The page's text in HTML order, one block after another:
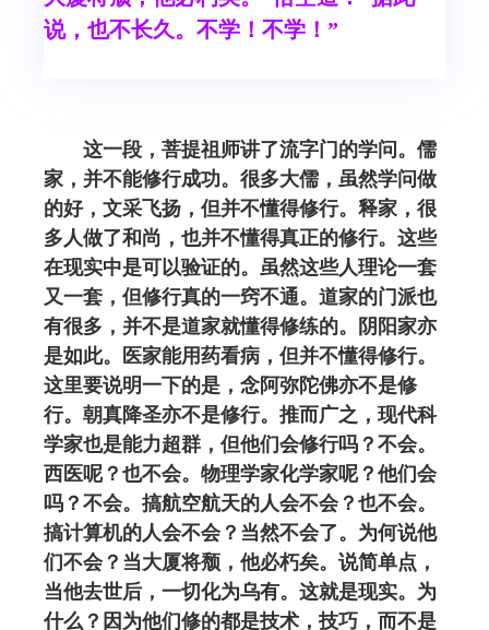
说，也不长久。不学！不学！”
这一段，菩提祖师讲了流字门的学问。儒
家，并不能修行成功。很多大儒，虽然学问做
的好，文采飞扬，但并不懂得修行。释家，很
多人做了和尚，也并不懂得真正的修行。这些
在现实中是可以验证的。虽然这些人理论一套
又一套，但修行真的一窍不通。道家的门派也
有很多，并不是道家就懂得修练的。阴阳家亦
是如此。医家能用药看病，但并不懂得修行。
这里要说明一下的是，念阿弥陀佛亦不是修
行。朝真降圣亦不是修行。推而广之，现代科
学家也是能力超群，但他们会修行吗？不会。
西医呢？也不会。物理学家化学家呢？他们会
吗？不会。搞航空航天的人会不会？也不会。
搞计算机的人会不会？当然不会了。为何说他
们不会？当大厦将颓，他必朽矣。说简单点，
当他去世后，一切化为乌有。这就是现实。为
什么？因为他们修的都是技术，技巧，而不是